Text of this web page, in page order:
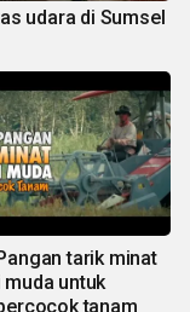
udara di Sumsel
tarik minat
untuk
tanam